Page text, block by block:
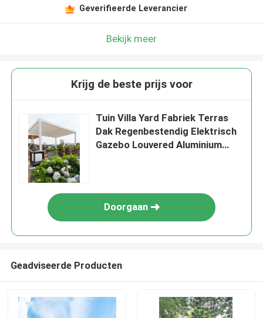
Geverifieerde Leverancier
Bekijk meer
Krijg de beste prijs voor
Tuin Villa Yard Fabriek Terras
Dak Regenbestendig Elektrisch
Gazebo Louvered Aluminium
Doorgaan
Geadviseerde Producten